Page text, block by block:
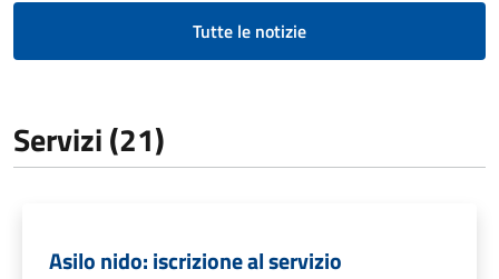
Tutte le notizie
Servizi (21)
Asilo nido: iscrizione al servizio